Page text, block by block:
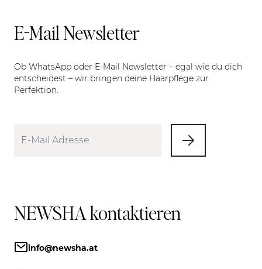
E-Mail Newsletter
Ob WhatsApp oder E-Mail Newsletter – egal wie du dich
entscheidest – wir bringen deine Haarpflege zur
Perfektion.
NEWSHA kontaktieren
info@newsha.at